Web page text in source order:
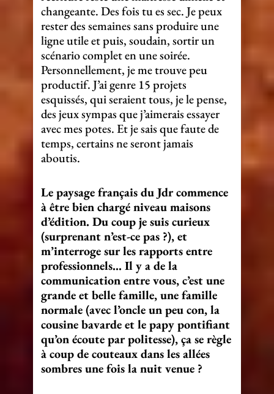
changeante. Des fois tu es sec. Je peux
rester des semaines sans produire une
ligne utile et puis, soudain, sortir un
scénario complet en une soirée.
Personnellement, je me trouve peu
productif. J’ai genre 15 projets
esquissés, qui seraient tous, je le pense,
des jeux sympas que j’aimerais essayer
avec mes potes. Et je sais que faute de
temps, certains ne seront jamais
aboutis.
Le paysage français du Jdr commence
à être bien chargé niveau maisons
d’édition. Du coup je suis curieux
(surprenant n’est-ce pas ?), et
m’interroge sur les rapports entre
professionnels… Il y a de la
communication entre vous, c’est une
grande et belle famille, une famille
normale (avec l’oncle un peu con, la
cousine bavarde et le papy pontifiant
qu’on écoute par politesse), ça se règle
à coup de couteaux dans les allées
sombres une fois la nuit venue ?